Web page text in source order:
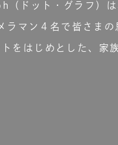
（ドット・グラフ）
ラマン４名で皆さまの
をはじめとした、家